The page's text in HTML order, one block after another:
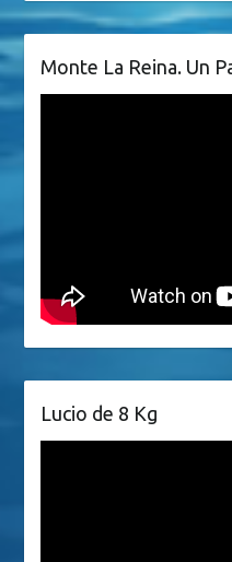
Monte La Reina. Un
Lucio de 8 Kg